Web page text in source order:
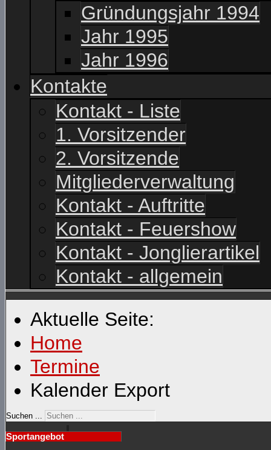
Gründungsjahr 1994
Jahr 1995
Jahr 1996
Kontakte
Kontakt - Liste
1. Vorsitzender
2. Vorsitzende
Mitgliederverwaltung
Kontakt - Auftritte
Kontakt - Feuershow
Kontakt - Jonglierartikel
Kontakt - allgemein
Aktuelle Seite:
Home
Termine
Kalender Export
Suchen ...
Sportangebot